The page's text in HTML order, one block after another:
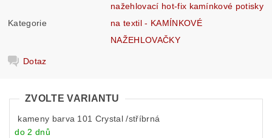
Kategorie
nažehlovací hot-fix kamínkové potisky
na textil - KAMÍNKOVÉ
NAŽEHLOVAČKY
Dotaz
ZVOLTE VARIANTU
kameny barva 101 Crystal /stříbrná
do 2 dnů